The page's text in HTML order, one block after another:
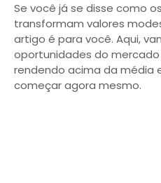
Se você já se disse como
transformam valores
artigo é para você. Aqui,
oportunidades do
rendendo acima da média
começar agora mesmo.